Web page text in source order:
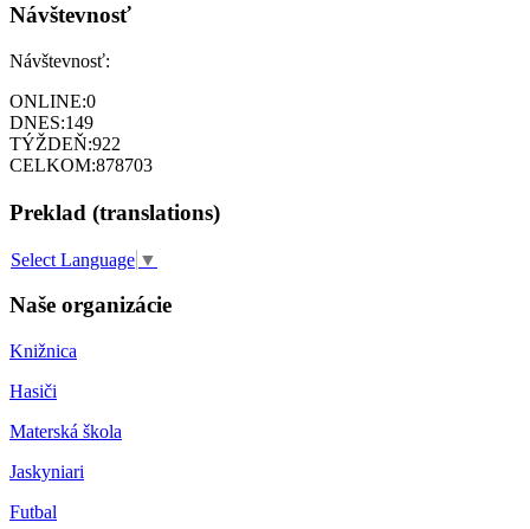
Návštevnosť
Návštevnosť:
ONLINE:0
DNES:149
TÝŽDEŇ:922
CELKOM:878703
Preklad (translations)
Select Language ▼
Naše organizácie
Knižnica
Hasiči
Materská škola
Jaskyniari
Futbal